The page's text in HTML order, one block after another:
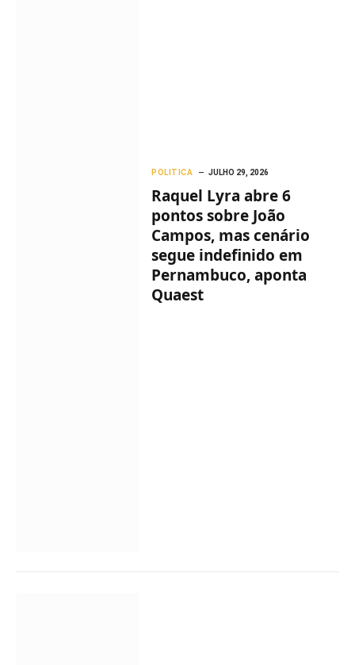
POLITICA JULHO 29, 2026
Raquel Lyra abre 6
pontos sobre João
Campos, mas cenário
segue indefinido em
Pernambuco, aponta
Quaest